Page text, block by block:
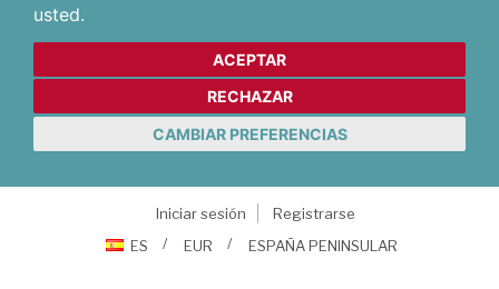
usted.
ACEPTAR
RECHAZAR
CAMBIAR PREFERENCIAS
Iniciar sesión
Registrarse
ES
EUR ESPAÑA PENINSULAR